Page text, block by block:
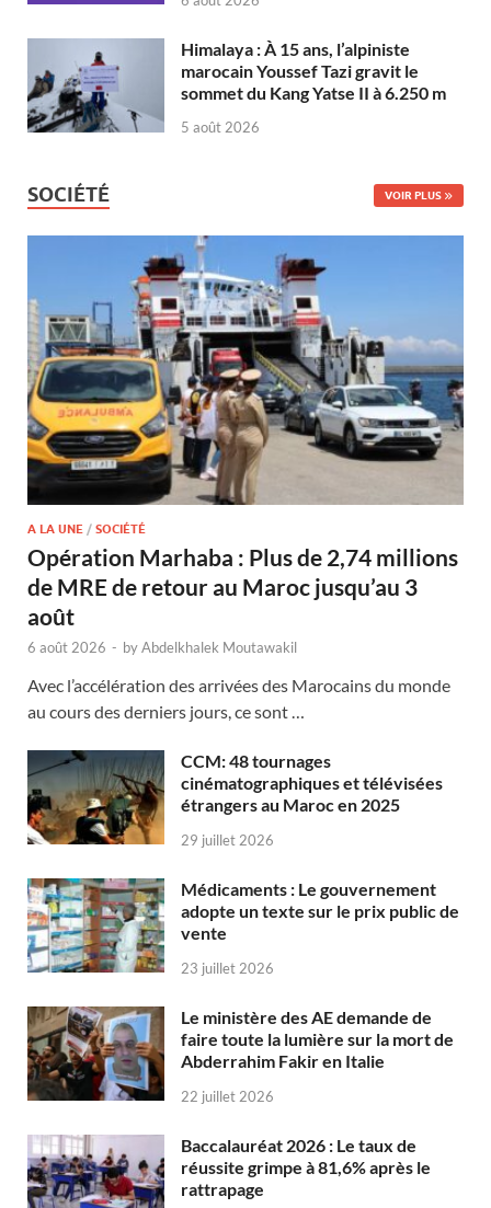
Himalaya : À 15 ans, l’alpiniste
marocain Youssef Tazi gravit le
sommet du Kang Yatse II à 6.250 m
5 août 2026
SOCIÉTÉ VOIR PLUS
A LA UNE / SOCIÉTÉ
Opération Marhaba : Plus de 2,74 millions
de MRE de retour au Maroc jusqu’au 3
août
6 août 2026 - byAbdelkhalek Moutawakil
Avec l’accélération des arrivées des Marocains du monde
au cours des derniers jours, ce sont …
CCM: 48 tournages
cinématographiques et télévisées
étrangers au Maroc en 2025
29 juillet 2026
Médicaments : Le gouvernement
adopte un texte sur le prix public de
vente
23 juillet 2026
Le ministère des AE demande de
faire toute la lumière sur la mort de
Abderrahim Fakir en Italie
22 juillet 2026
Baccalauréat 2026 : Le taux de
réussite grimpe à 81,6% après le
rattrapage